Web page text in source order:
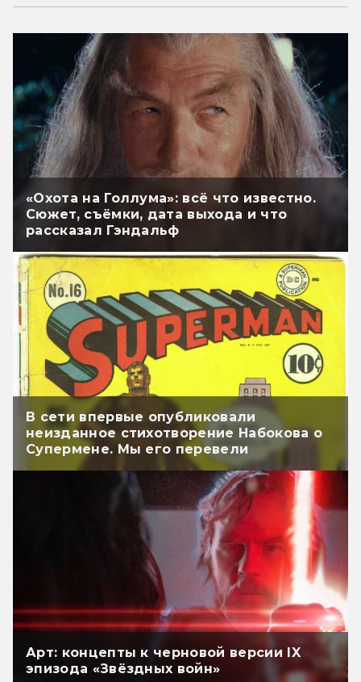
«Охота на Голлума»: всё что известно.
Сюжет, съёмки, дата выхода и что
рассказал Гэндальф
В сети впервые опубликовали
неизданное стихотворение Набокова о
Супермене. Мы его перевели
Арт: концепты к черновой версии IX
эпизода «Звёздных войн»